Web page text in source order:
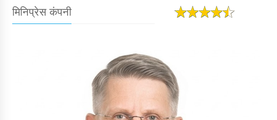
मिनिप्रेस कंपनी